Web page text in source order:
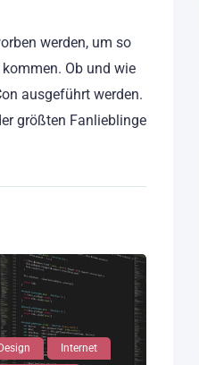
werden, um so
Ob und wie
ausgeführt werden.
größten Fanlieblinge
Design Internet